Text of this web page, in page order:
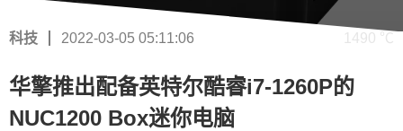
科技 2022-03-05 05:11:06 1490 ℃
华擎推出配备英特尔酷睿i7-1260P的
NUC1200 Box迷你电脑